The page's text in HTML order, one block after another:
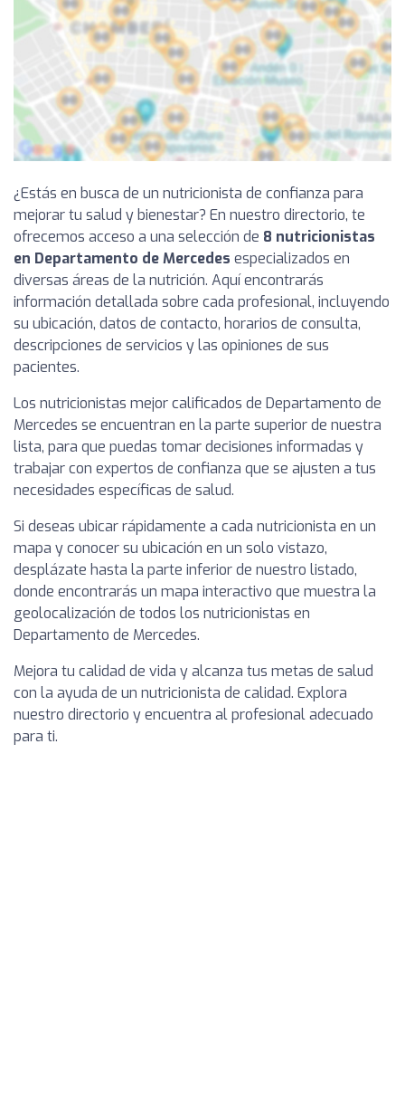
¿Estás en busca de un nutricionista de confianza para
mejorar tu salud y bienestar? En nuestro directorio, te
ofrecemos acceso a una selección de 8 nutricionistas
en Departamento de Mercedes especializados en
diversas áreas de la nutrición. Aquí encontrarás
información detallada sobre cada profesional, incluyendo
su ubicación, datos de contacto, horarios de consulta,
descripciones de servicios y las opiniones de sus
pacientes.
Los nutricionistas mejor calificados de Departamento de
Mercedes se encuentran en la parte superior de nuestra
lista, para que puedas tomar decisiones informadas y
trabajar con expertos de confianza que se ajusten a tus
necesidades específicas de salud.
Si deseas ubicar rápidamente a cada nutricionista en un
mapa y conocer su ubicación en un solo vistazo,
desplázate hasta la parte inferior de nuestro listado,
donde encontrarás un mapa interactivo que muestra la
geolocalización de todos los nutricionistas en
Departamento de Mercedes.
Mejora tu calidad de vida y alcanza tus metas de salud
con la ayuda de un nutricionista de calidad. Explora
nuestro directorio y encuentra al profesional adecuado
para ti.